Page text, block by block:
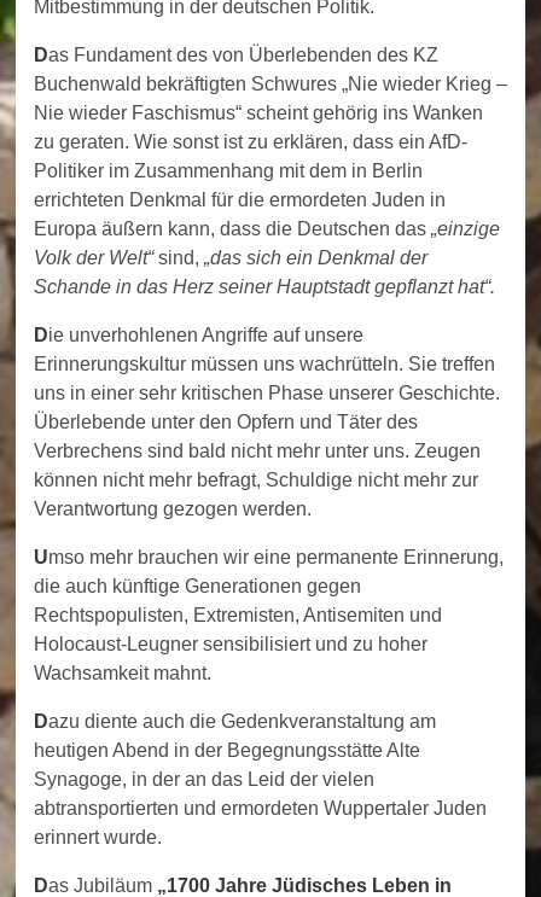
Mitbestimmung in der deutschen Politik.
Das Fundament des von Überlebenden des KZ
Buchenwald bekräftigten Schwures „Nie wieder Krieg –
Nie wieder Faschismus“ scheint gehörig ins Wanken
zu geraten. Wie sonst ist zu erklären, dass ein AfD-
Politiker im Zusammenhang mit dem in Berlin
errichteten Denkmal für die ermordeten Juden in
Europa äußern kann, dass die Deutschen das „einzige
Volk der Welt“sind, „das sich ein Denkmal der
Schande in das Herz seiner Hauptstadt gepflanzt hat“.
Die unverhohlenen Angriffe auf unsere
Erinnerungskultur müssen uns wachrütteln. Sie treffen
uns in einer sehr kritischen Phase unserer Geschichte.
Überlebende unter den Opfern und Täter des
Verbrechens sind bald nicht mehr unter uns. Zeugen
können nicht mehr befragt, Schuldige nicht mehr zur
Verantwortung gezogen werden.
Umso mehr brauchen wir eine permanente Erinnerung,
die auch künftige Generationen gegen
Rechtspopulisten, Extremisten, Antisemiten und
Holocaust-Leugner sensibilisiert und zu hoher
Wachsamkeit mahnt.
Dazu diente auch die Gedenkveranstaltung am
heutigen Abend in der Begegnungsstätte Alte
Synagoge, in der an das Leid der vielen
abtransportierten und ermordeten Wuppertaler Juden
erinnert wurde.
Das Jubiläum „1700 Jahre Jüdisches Leben in